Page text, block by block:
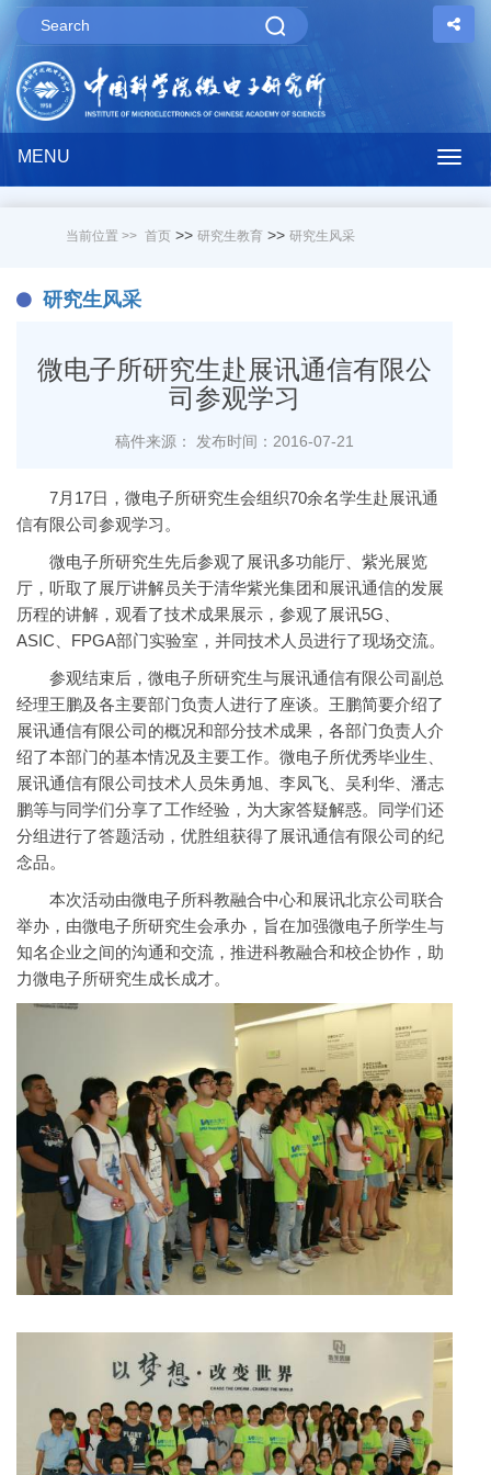
MENU
当前位置 >> 首页 >> 研究生教育 >> 研究生风采
研究生风采
微电子所研究生赴展讯通信有限公
司参观学习
稿件来源： 发布时间：2016-07-21
7月17日，微电子所研究生会组织70余名学生赴展讯通
信有限公司参观学习。
微电子所研究生先后参观了展讯多功能厅、紫光展览
厅，听取了展厅讲解员关于清华紫光集团和展讯通信的发展
历程的讲解，观看了技术成果展示，参观了展讯5G、
ASIC、FPGA部门实验室，并同技术人员进行了现场交流。
参观结束后，微电子所研究生与展讯通信有限公司副总
经理王鹏及各主要部门负责人进行了座谈。王鹏简要介绍了
展讯通信有限公司的概况和部分技术成果，各部门负责人介
绍了本部门的基本情况及主要工作。微电子所优秀毕业生、
展讯通信有限公司技术人员朱勇旭、李凤飞、吴利华、潘志
鹏等与同学们分享了工作经验，为大家答疑解惑。同学们还
分组进行了答题活动，优胜组获得了展讯通信有限公司的纪
念品。
本次活动由微电子所科教融合中心和展讯北京公司联合
举办，由微电子所研究生会承办，旨在加强微电子所学生与
知名企业之间的沟通和交流，推进科教融合和校企协作，助
力微电子所研究生成长成才。